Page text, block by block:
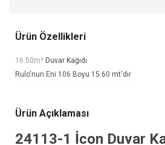
Ürün Özellikleri
16.50m² Duvar Kağıdı
Rulo'nun Eni 106 Boyu 15.60 mt'dir
Ürün Açıklaması
24113-1 İcon Duvar